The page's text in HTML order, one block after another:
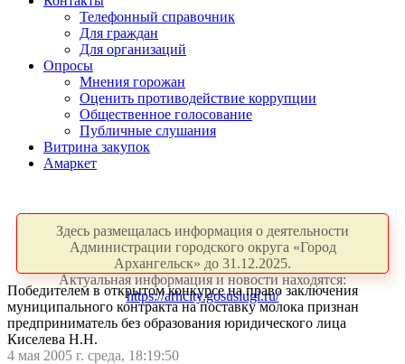
Телефонный справочник
Для граждан
Для организаций
Опросы
Мнения горожан
Оценить противодействие коррупции
Общественное голосование
Публичные слушания
Витрина закупок
Амаркет
Здесь размещалась информация о деятельности
Администрации городского округа «Город
Архангельск» до 31.12.2025.
Актуальная информация и новости находятся:
https://arhcity.gosuslugi.ru/
Победителем в открытом конкурсе на право заключения
муниципального контракта на поставку молока признан
предприниматель без образования юридического лица
Киселева Н.Н.
4 мая 2005 г. среда, 18:19:50